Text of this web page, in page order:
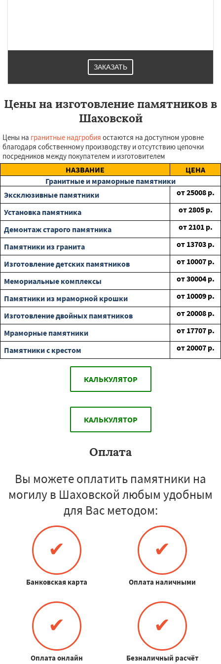
ЗАКАЗАТЬ
Цены на изготовление памятников в
Шаховской
Цены на гранитные надгробия остаются на доступном уровне
благодаря собственному производству и отсутствию цепочки
посредников между покупателем и изготовителем
НАЗВАНИЕ
ЦЕНА
Гранитные и мраморные памятники
Эксклюзивные памятники
от25008 р.
Установка памятника
от2805 р.
Демонтаж старого памятника
от2101 р.
Памятники из гранита
от 13703 р.
Изготовление детских памятников
от 10007 р.
Мемориальные комплексы
от30004 р.
Памятники из мраморной крошки
от 10009 р.
Изготовление двойных памятников
от20008 р.
Мраморные памятники
от 17707 р.
Памятники с крестом
от20007 р.
КАЛЬКУЛЯТОР
КАЛЬКУЛЯТОР
Оплата
Вы можете оплатить памятники на
могилу в Шаховской любым удобным
для Вас методом:
✔
Банковская карта
✔
Оплата наличными
✔
Оплата онлайн
✔
Безналичный расчёт